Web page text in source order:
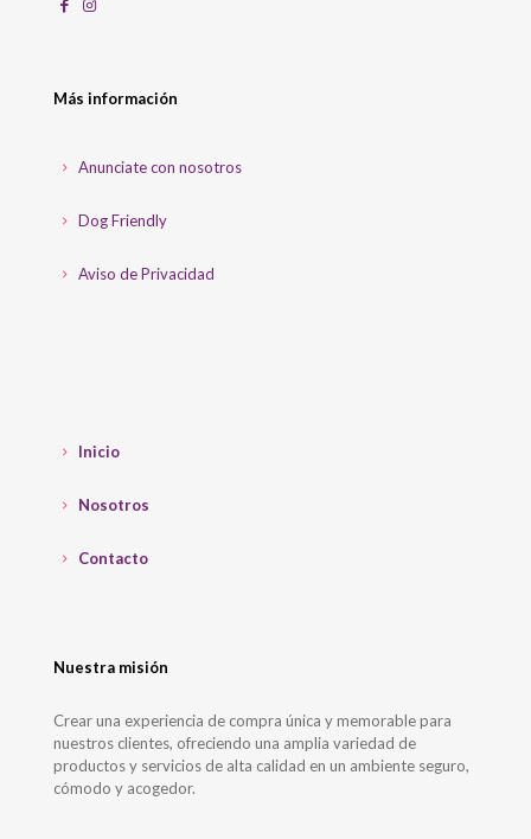
Más información
Anunciate con nosotros
Dog Friendly
Aviso de Privacidad
Inicio
Nosotros
Contacto
Nuestra misión
Crear una experiencia de compra única y memorable para
nuestros clientes, ofreciendo una amplia variedad de
productos y servicios de alta calidad en un ambiente seguro,
cómodo y acogedor.